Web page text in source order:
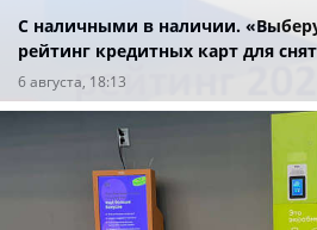
С наличными в наличии.
рейтинг кредитных карт для
года
6 августа, 18:13